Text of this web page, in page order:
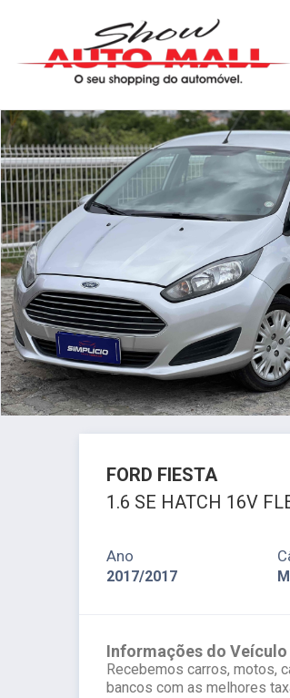
FORD FIESTA
1.6 SE HATCH 16V
Ano
2017/2017
Informações do Veículo
Recebemos carros, motos,
bancos com as melhores